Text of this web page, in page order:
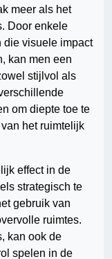
meer als het
Door enkele
die visuele impact
kan men een
stijlvol als
om diepte toe te
het ruimtelijk
effect in de
strategisch te
gebruik van
ruimtes.
kan ook de
spelen in de